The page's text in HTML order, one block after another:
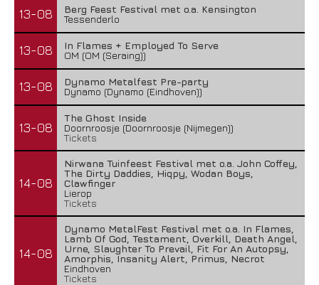
13-08
Berg Feest Festival met o.a. Kensington
Tessenderlo
13-08
In Flames + Employed To Serve
OM (OM (Seraing))
13-08
Dynamo Metalfest Pre-party
Dynamo (Dynamo (Eindhoven))
13-08
The Ghost Inside
Doornroosje (Doornroosje (Nijmegen))
Tickets
14-08
Nirwana Tuinfeest Festival met o.a. John Coffey,
The Dirty Daddies, Hiqpy, Wodan Boys,
Clawfinger
Lierop
Tickets
14-08
Dynamo MetalFest Festival met o.a. In Flames,
Lamb Of God, Testament, Overkill, Death Angel,
Urne, Slaughter To Prevail, Fit For An Autopsy,
Amorphis, Insanity Alert, Primus, Necrot
Eindhoven
Tickets